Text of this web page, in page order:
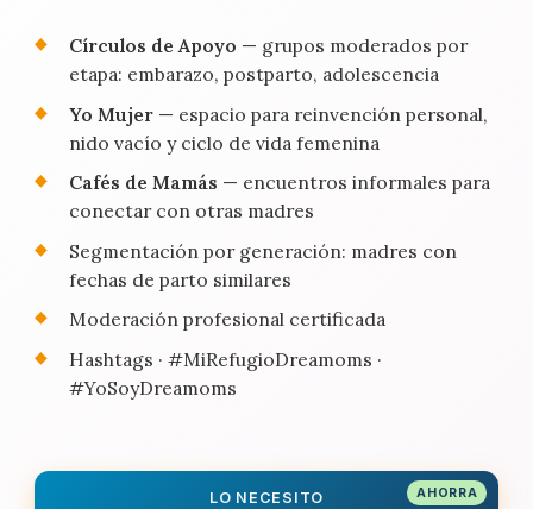
Círculos de Apoyo — grupos moderados por
etapa: embarazo, postparto, adolescencia
Yo Mujer— espacio para reinvención personal,
nido vacío y ciclo de vida femenina
Cafés de Mamás — encuentros informales para
conectar con otras madres
Segmentación por generación: madres con
fechas de parto similares
Moderación profesional certificada
Hashtags · #MiRefugioDreamoms ·
#YoSoyDreamoms
LO NECESITO